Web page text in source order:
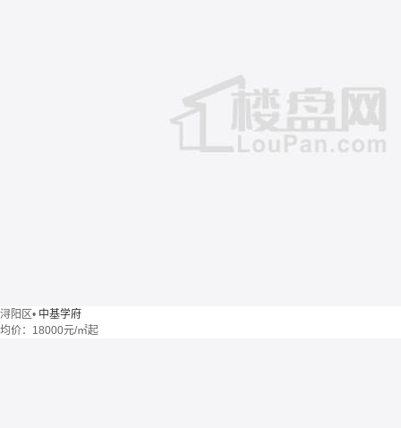
浔阳区• 中基学府
均价： 18000元/㎡起